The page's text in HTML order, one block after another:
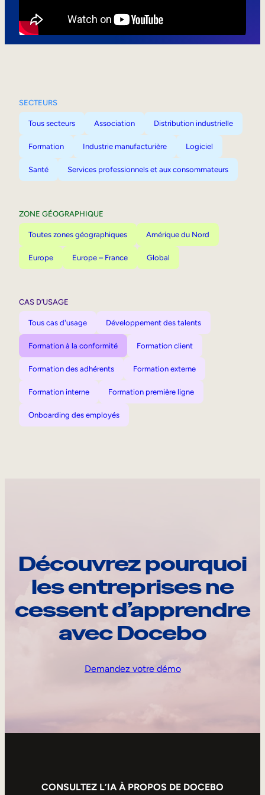
SECTEURS
Tous secteurs Association Distribution industrielle
Formation Industrie manufacturière Logiciel
Santé Services professionnels et aux consommateurs
ZONE GÉOGRAPHIQUE
Toutes zones géographiques Amérique du Nord
Europe Europe – France Global
CAS D’USAGE
Tous cas d'usage Développement des talents
Formation à la conformité Formation client
Formation des adhérents Formation externe
Formation interne Formation première ligne
Onboarding des employés
Découvrez pourquoi
les entreprises ne
cessent d’apprendre
avec Docebo
Demandez votre démo
CONSULTEZ L’IA À PROPOS DE DOCEBO